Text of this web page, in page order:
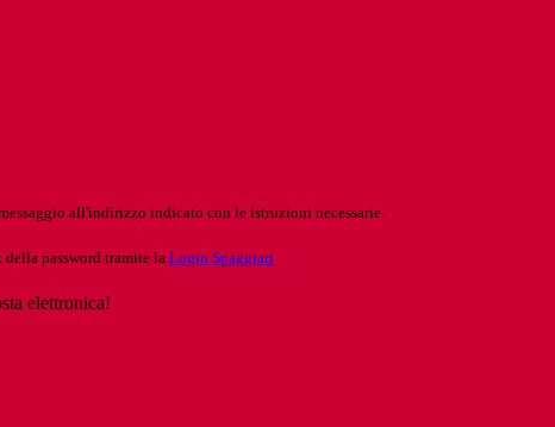
all'indirizzo indicato con le istruzioni necessarie.
della password tramite la Login Spaggiari
elettronica!